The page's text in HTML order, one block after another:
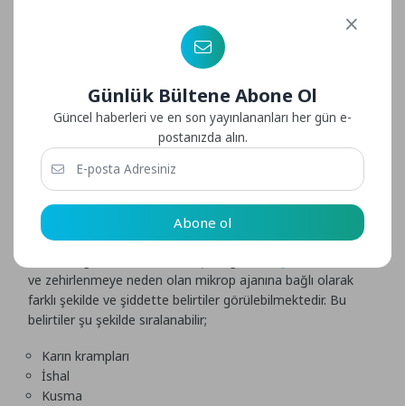
Bu canlılar sindirim sisteminde üremeye ve çoğalmaya
devam eder ve insan vücudu için toksik etki gösteren
maddeler salgılar. Ardından bu toksik maddeler gıda
zehirlenmesine yol açar.
Gıda Zehirlenmesinin Belirtileri Nelerdir?
Şüpheli gıda tükettikten sonra gıda zehirlenmesi yaşayan
kişiler gıda zehirlenmesi olduğunu nasıl anlarım şeklinde
zehirlenmesinde kişide hiçbir belirti görülmemekte ve kişinin
haberi olmamaktadır. Ancak belirti görülen kişilerde
ve zehirlenmeye neden olan mikrop ajanına bağlı olarak
farklı şekilde ve şiddette belirtiler görülebilmektedir. Bu
belirtiler şu şekilde sıralanabilir;
Karın krampları
İshal
Kusma
Günlük Bültene Abone Ol
Güncel haberleri ve en son yayınlananları her gün e-
postanızda alın.
Abone ol